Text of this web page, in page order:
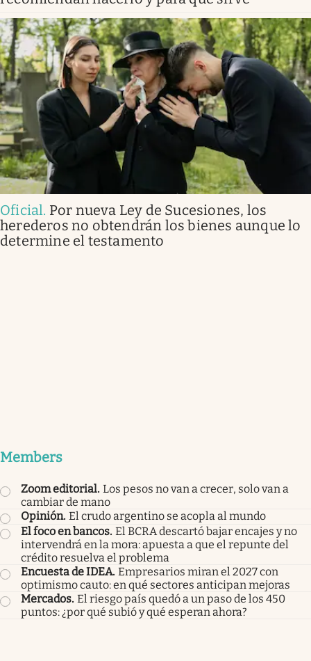
Oficial. Por nueva Ley de Sucesiones, los
herederos no obtendrán los bienes aunque lo
determine el testamento
Members
Zoom editorial. Los pesos no van a crecer, solo van a
cambiar de mano
Opinión. El crudo argentino se acopla al mundo
El foco en bancos. El BCRA descartó bajar encajes y no
intervendrá en la mora: apuesta a que el repunte del
crédito resuelva el problema
Encuesta de IDEA. Empresarios miran el 2027 con
optimismo cauto: en qué sectores anticipan mejoras
Mercados. El riesgo país quedó a un paso de los 450
puntos: ¿por qué subió y qué esperan ahora?